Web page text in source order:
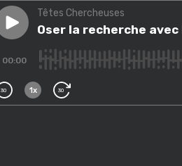
Play episode Oser la recherche avec
Têtes Chercheuses
Oser la recherche
00:00
30 1x 30